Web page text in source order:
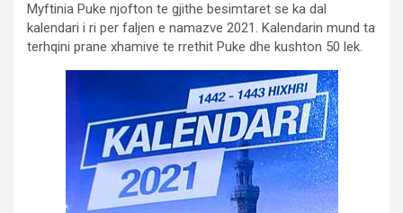
Myftinia Puke njofton te gjithe besimtaret se ka dal
kalendari i ri per faljen e namazve 2021. Kalendarin mund ta
terhqini prane xhamive te rrethit Puke dhe kushton 50 lek.